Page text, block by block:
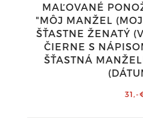
MAĽOVANÉ
"MÔJ MANŽEL
ŠŤASTNE ŽENATÝ
ČIERNE S
ŠŤASTNÁ
31,-